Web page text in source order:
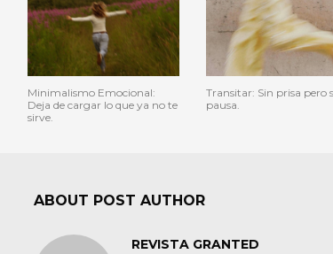
Minimalismo Emocional:
Deja de cargar lo que ya no te
sirve.
Transitar: Sin prisa pero
pausa.
ABOUT POST AUTHOR
REVISTA GRANTED